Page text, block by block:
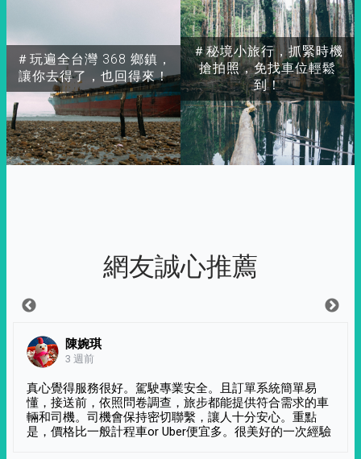
＃玩遍全台灣 368 鄉鎮，
讓你去得了，也回得來！
＃秘境小旅行，抓緊時機
搶拍照，免找車位輕鬆
到！
網友誠心推薦
陳婉琪
3 週前
真心覺得服務很好。駕駛專業安全。且訂單系統簡單易
懂，接送前，依照問卷調查，旅步都能提供符合需求的車
輛和司機。司機會保持密切聯繫，讓人十分安心。重點
是，價格比一般計程車or Uber便宜多。很美好的一次經驗